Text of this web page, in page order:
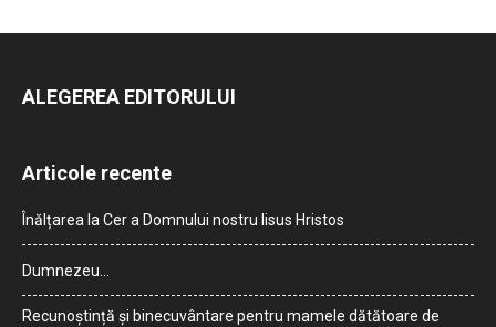
ALEGEREA EDITORULUI
Articole recente
Înălțarea la Cer a Domnului nostru Iisus Hristos
Dumnezeu…
Recunoștință și binecuvântare pentru mamele dătătoare de